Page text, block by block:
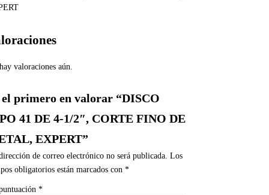
valoraciones aún.
el primero en valorar “DISCO
41 DE 4-1/2″, CORTE FINO DE
EXPERT”
de correo electrónico no será publicada. Los
obligatorios están marcados con *
*